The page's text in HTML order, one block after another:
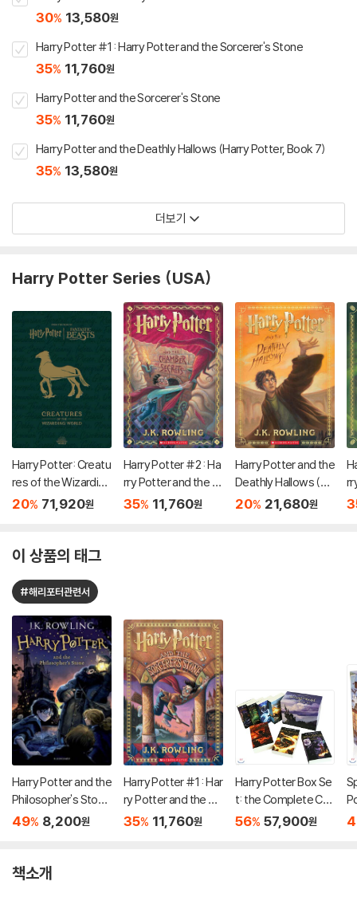
30% 13,580원
Harry Potter #1 : Harry Potter and the Sorcerer's Stone
35% 11,760원
Harry Potter and the Sorcerer's Stone
35% 11,760원
Harry Potter and the Deathly Hallows (Harry Potter, Book 7)
35% 13,580원
더보기
Harry Potter Series (USA)
Harry Potter: Creatu
res of the Wizarding
World
20% 71,920원
Harry Potter #2 : Ha
rry Potter and the C
hamber of Secrets
35% 11,760원
Harry Potter and the
Deathly Hallows (Ha
rry Potter, Book 7):
20% 21,680원
이 상품의 태그
#해리포터관련서
Harry Potter and the
Philosopher's Stone
(영국판)
49% 8,200원
Harry Potter #1 : Har
ry Potter and the So
rcerer's Stone
35% 11,760원
Harry Potter Box Se
t: the Complete Coll
ection (영국판) : 해리
56% 57,900원
책소개